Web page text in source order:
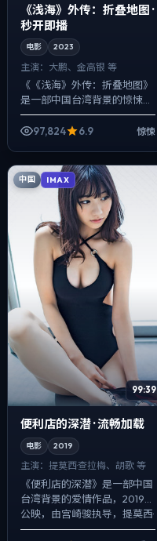
《浅海》外传：折叠地图 ·
秒开即播
电影 2023
主演： 大鹏、金高银 等
《《浅海》外传：折叠地图》
是一部中国台湾背景的惊悚作
品，2023年公映，由文牧野
执导，大鹏、金高银、赵涛等
97,824 6.9 惊悚
中国 IMAX
99:39
便利店的深潜 · 流畅加载
电影 2019
主演： 提莫西·查拉梅、胡歌 等
《便利店的深潜》是一部中国
台湾背景的爱情作品，2019年
公映，由宫崎骏执导，提莫西·
查拉梅、胡歌、凯特·布兰切特